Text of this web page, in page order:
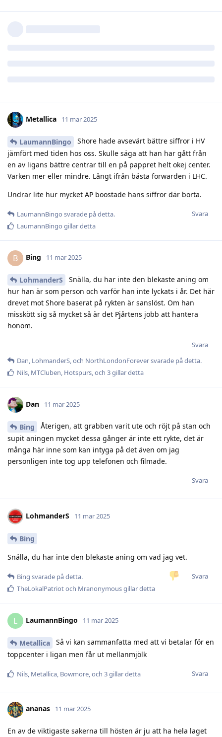
väl finnas en outtalad överenskommelse att man sköter sig på
Metallica 11 mar 2025
LaumannBingo
Shore hade avsevärt bättre siffror i HV
jämfört med tiden hos oss. Skulle säga att han har gått från
en av ligans bättre centrar till en på pappret helt okej center.
Varken mer eller mindre. Långt ifrån bästa forwarden i LHC.
Undrar lite hur mycket AP boostade hans siffror där borta.
Svara
LaumannBingo svarade på detta.
LaumannBingo gillar detta
B Bing 11 mar 2025
LohmanderS
Snälla, du har inte den blekaste aning om
hur han är som person och varför han inte lyckats i år. Det här
drevet mot Shore baserat på rykten är sanslöst. Om han
misskött sig så mycket så är det Pjårtens jobb att hantera
honom.
Svara
Dan, LohmanderS, och NorthLondonForeversvarade på detta.
Nils, MTCluben, Hotspurs, och 3gillar detta
Dan 11 mar 2025
Bing
Återigen, att grabben varit ute och röjt på stan och
supit aningen mycket dessa gånger är inte ett rykte, det är
många här inne som kan intyga på det även om jag
personligen inte tog upp telefonen och filmade.
Svara
LohmanderS 11 mar 2025
Bing
Snälla, du har inte den blekaste aning om vad jag vet.
Svara
Bing svarade på detta.
TheLokalPatriotoch Mranonymousgillar detta
L LaumannBingo 11 mar 2025
Metallica
Så vi kan sammanfatta med att vi betalar för en
toppcenter i ligan men får ut mellanmjölk
Svara
Nils, Metallica, Bowmore, och 3gillar detta
ananas 11 mar 2025
En av de viktigaste sakerna till hösten är ju att ha hela laget